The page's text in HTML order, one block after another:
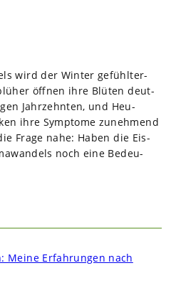
wird der Win­ter gefühl­ter­
öff­nen ihre Blü­ten deut­
Jahr­zehn­ten, und Heu­
ihre Sym­ptome zuneh­mend
Frage nahe: Haben die Eis­
noch eine Bedeu­